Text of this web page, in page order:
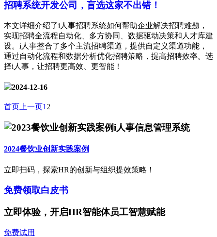
招聘系统开发公司，盲选这家不出错！
本文详细介绍了i人事招聘系统如何帮助企业解决招聘难题，
实现招聘全流程自动化、多方协同、数据驱动决策和人才库建
设。i人事整合了多个主流招聘渠道，提供自定义渠道功能，
通过自动化流程和数据分析优化招聘策略，提高招聘效率。选
择i人事，让招聘更高效、更智能！
2024-12-16
首页 上一页1 2
2024餐饮业创新实践案例
立即扫码，探索HR的创新与组织提效策略！
免费领取白皮书
立即体验，开启HR智能体员工智慧赋能
免费试用